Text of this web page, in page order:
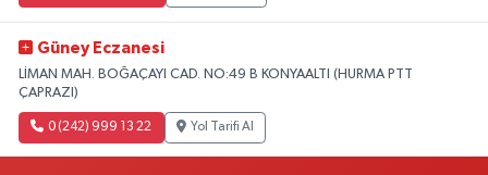
Güney Eczanesi
LİMAN MAH. BOĞAÇAYI CAD. NO:49 B KONYAALTI (HURMA PTT
ÇAPRAZI)
0 (242) 999 13 22 Yol Tarifi Al